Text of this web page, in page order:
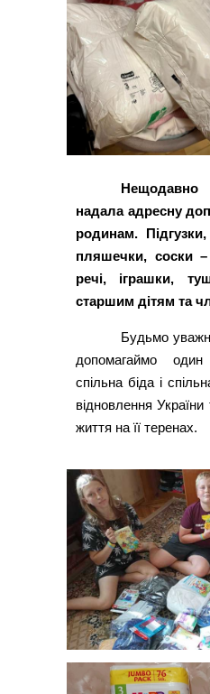
надала адресну
родинам.
пляшечки, соски
речі, іграшки,
старшим дітям та
Будьмо
допомагаймо
спільна біда і
відновлення
життя на її теренах.